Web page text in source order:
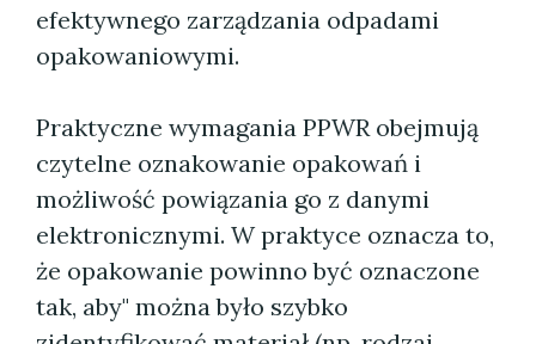
efektywnego zarządzania odpadami
opakowaniowymi.
Praktyczne wymagania PPWR obejmują
czytelne oznakowanie opakowań i
możliwość powiązania go z danymi
elektronicznymi. W praktyce oznacza to,
że opakowanie powinno być oznaczone
tak, aby" można było szybko